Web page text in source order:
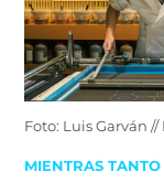
Foto: Luis Garván
POSTED
MIENTRAS TANTO